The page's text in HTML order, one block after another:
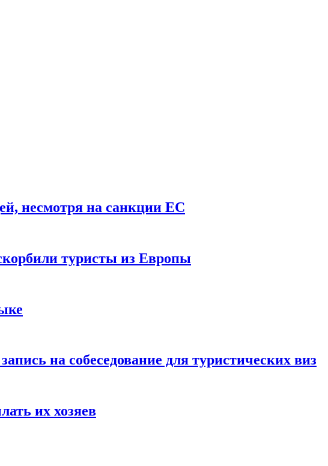
несмотря на санкции ЕС
туристы из Европы
на собеседование для туристических виз
их хозяев